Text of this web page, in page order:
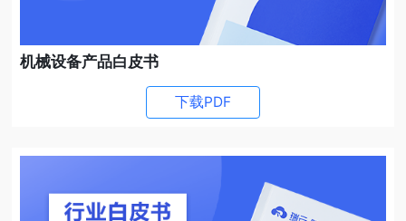
机械设备产品白皮书
下载PDF